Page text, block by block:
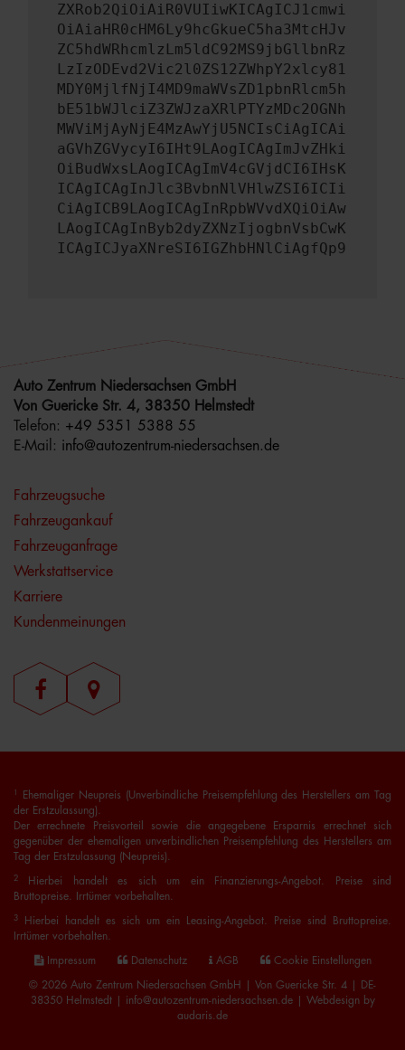
ZXRob2QiOiAiR0VUIiwKICAgICJ1cmwi
OiAiaHR0cHM6Ly9hcGkueC5ha3MtcHJv
ZC5hdWRhcmlzLm5ldC92MS9jbGllbnRz
LzIzODEvd2Vic2l0ZS12ZWhpY2xlcy81
MDY0MjlfNjI4MD9maWVsZD1pbnRlcm5h
bE51bWJlciZ3ZWJzaXRlPTYzMDc2OGNh
MWViMjAyNjE4MzAwYjU5NCIsCiAgICAi
aGVhZGVycyI6IHt9LAogICAgImJvZHki
OiBudWxsLAogICAgImV4cGVjdCI6IHsK
ICAgICAgInJlc3BvbnNlVHlwZSI6ICIi
CiAgICB9LAogICAgInRpbWVvdXQiOiAw
LAogICAgInByb2dyZXNzIjogbnVsbCwK
ICAgICJyaXNreSI6IGZhbHNlCiAgfQp9
Auto Zentrum Niedersachsen GmbH
Von Guericke Str. 4, 38350 Helmstedt
Telefon: +49 5351 5388 55
E-Mail: info@autozentrum-niedersachsen.de
Fahrzeugsuche
Fahrzeugankauf
Fahrzeuganfrage
Werkstattservice
Karriere
Kundenmeinungen
1
Ehemaliger Neupreis (Unverbindliche Preisempfehlung des Herstellers am Tag
der Erstzulassung).
Der errechnete Preisvorteil sowie die angegebene Ersparnis errechnet sich
gegenüber der ehemaligen unverbindlichen Preisempfehlung des Herstellers am
Tag der Erstzulassung (Neupreis).
2
Hierbei handelt es sich um ein Finanzierungs-Angebot. Preise sind
Bruttopreise. Irrtümer vorbehalten.
3
Hierbei handelt es sich um ein Leasing-Angebot. Preise sind Bruttopreise.
Irrtümer vorbehalten.
Impressum Datenschutz AGB Cookie Einstellungen
© 2026 Auto Zentrum Niedersachsen GmbH | Von Guericke Str. 4 | DE-
38350 Helmstedt | info@autozentrum-niedersachsen.de | Webdesign by
audaris.de